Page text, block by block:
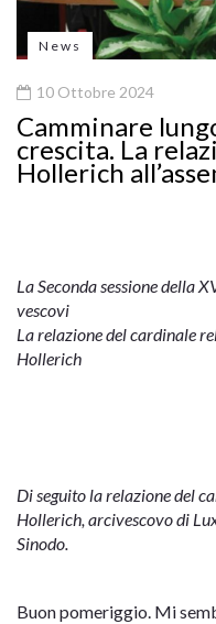
News
10 Ottobre 2024
Camminare
crescita. La
Hollerich
La Seconda sessione della
vescovi
La relazione del cardinale
Hollerich
Di seguito la relazione del
Hollerich, arcivescovo di
Sinodo.
Buon pomeriggio. Mi